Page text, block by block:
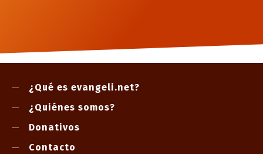
¿Qué es evangeli.net?
¿Quiénes somos?
Donativos
Contacto